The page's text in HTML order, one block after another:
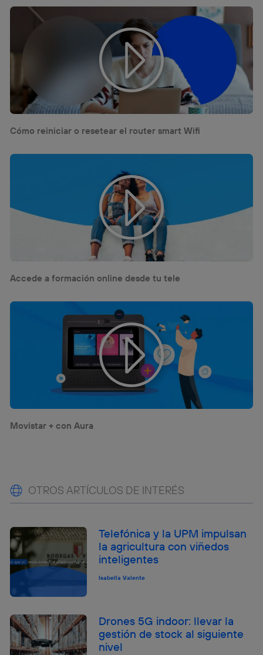
Cómo reiniciar o resetear el router smart Wifi
Accede a formación online desde tu tele
Movistar + con Aura
OTROS ARTÍCULOS DE INTERÉS
Telefónica y la UPM impulsan
la agricultura con viñedos
inteligentes
Isabella Valente
Drones 5G indoor: llevar la
gestión de stock al siguiente
nivel
(“consenthub”)
. Para más información, consulta
política de privacidad de Utiq